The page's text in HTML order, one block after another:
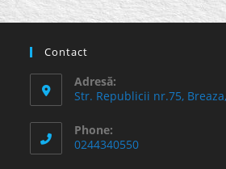
Contact
Adresă:
Str. Republicii nr.75,
Phone:
0244340550